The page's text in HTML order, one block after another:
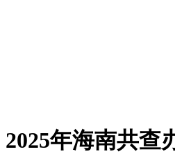
2025年海南共查